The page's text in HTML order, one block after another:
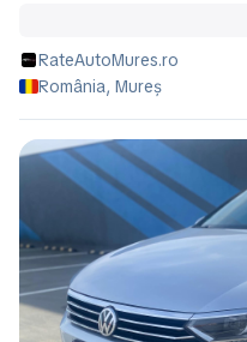
RateAutoMures.ro
România, Mureș